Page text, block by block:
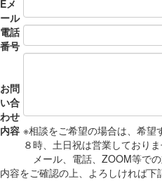
Eメ
ール
電話
番号
お問
い合
わせ
内容 ※相談をご希望の場合は、希望
８時、土日祝は営業しており
メール、電話、ZOOM等での
内容をご確認の上、よろしければ下